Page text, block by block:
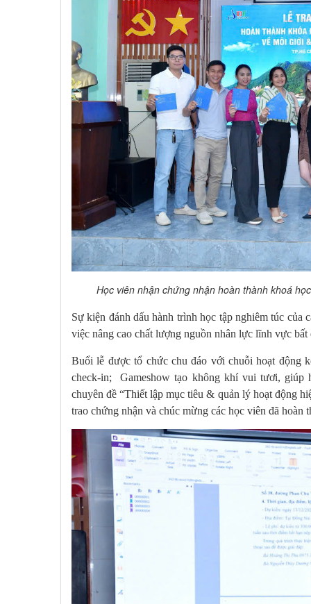
Học viên nhận chứng nhận hoàn thành khoá
Sự kiện đánh dấu hành trình học tập nghiêm túc
việc nâng cao chất lượng nguồn nhân lực lĩnh vực bất
Buổi lễ được tổ chức chu đáo với chuỗi hoạt động
check-in; Gameshow tạo không khí vui tươi, giúp
chuyên đề “Thiết lập mục tiêu & quản lý hoạt động
trao chứng nhận và chúc mừng các học viên đã hoàn